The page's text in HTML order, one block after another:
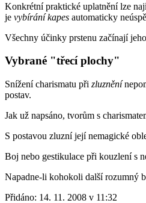
Konkrétní praktické uplatnění lze
je vybírání kapes automaticky
Všechny účinky prstenu začínají
Vybrané "třecí plochy"
Snížení charismatu při zluznění
postav.
Jak už napsáno, tvorům s
S postavou zluzní její nemagické
Boj nebo gestikulace při kouzlení s
Napadne-li kohokoli další rozumný
Přidáno: 14. 11. 2008 v 11:32